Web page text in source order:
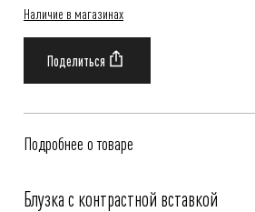
Наличие в магазинах
Подробнее о товаре
Блузка с контрастной вставкой